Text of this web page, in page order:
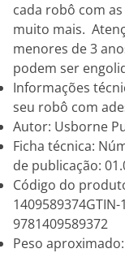
cada robô com
muito mais.
menores de 3
podem ser
Informações
seu robô com
Autor: Usborne
Ficha técnica:
de publicação:
Código do
9781409589372
Peso